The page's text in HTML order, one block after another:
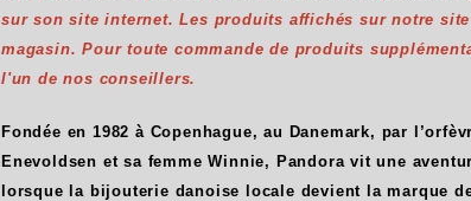
sur son site internet. Les produits affichés sur notre
magasin. Pour toute commande de produits
l'un de nos conseillers.
Fondée en 1982 à Copenhague, au Danemark, par
Enevoldsen et sa femme Winnie, Pandora vit une
lorsque la bijouterie danoise locale devient la marque